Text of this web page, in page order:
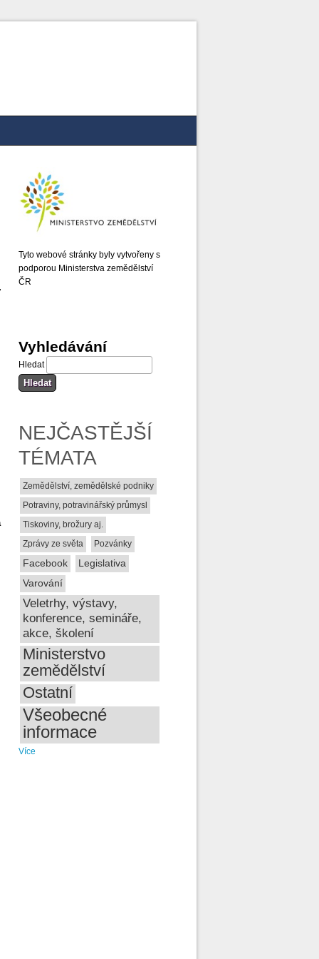
Tyto webové stránky byly vytvořeny s
podporou Ministerstva zemědělství
ČR
Vyhledávání
Hledat
NEJČASTĚJŠÍ
TÉMATA
Zemědělství, zemědělské podniky
Potraviny, potravinářský průmysl
Tiskoviny, brožury aj.
Zprávy ze světa
Pozvánky
Facebook
Legislativa
Varování
Veletrhy, výstavy,
konference, semináře,
akce, školení
Ministerstvo
zemědělství
Ostatní
Všeobecné
informace
Více